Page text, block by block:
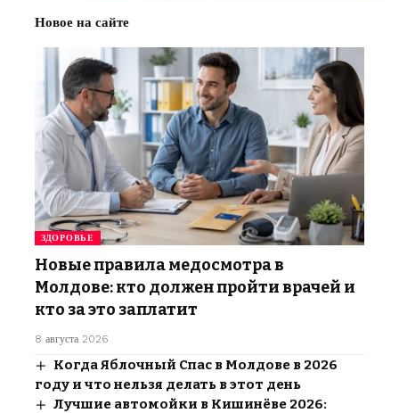
Новое на сайте
ЗДОРОВЬЕ
Новые правила медосмотра в
Молдове: кто должен пройти врачей и
кто за это заплатит
8 августа 2026
Когда Яблочный Спас в Молдове в 2026
году и что нельзя делать в этот день
Лучшие автомойки в Кишинёве 2026: